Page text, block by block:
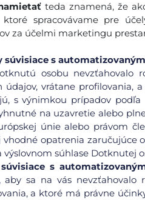
teda znamená, že
ktoré spracovávame pre
za účelmi marketingu
súvisiace s
osobu nevzťahovalo
údajov, vrátane
s výnimkou prípadov
na uzavretie alebo
únie alebo právom
vhodné opatrenia zaručujúce
výslovnom súhlase Dotknutej
s
sa na vás nevzťahovalo
a ktoré má právne